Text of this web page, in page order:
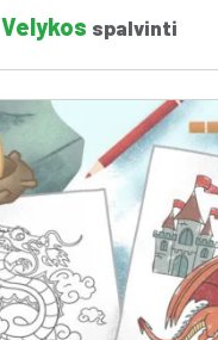
Velykos spalvinti